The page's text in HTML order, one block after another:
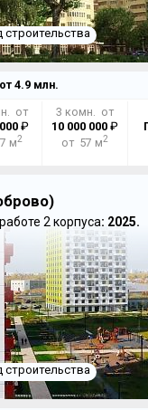
строительства
4.9 млн.
от
₽
м2
3 комн. от
10 000 000₽
от 57 м2
2 корпуса: 2025.
строительства